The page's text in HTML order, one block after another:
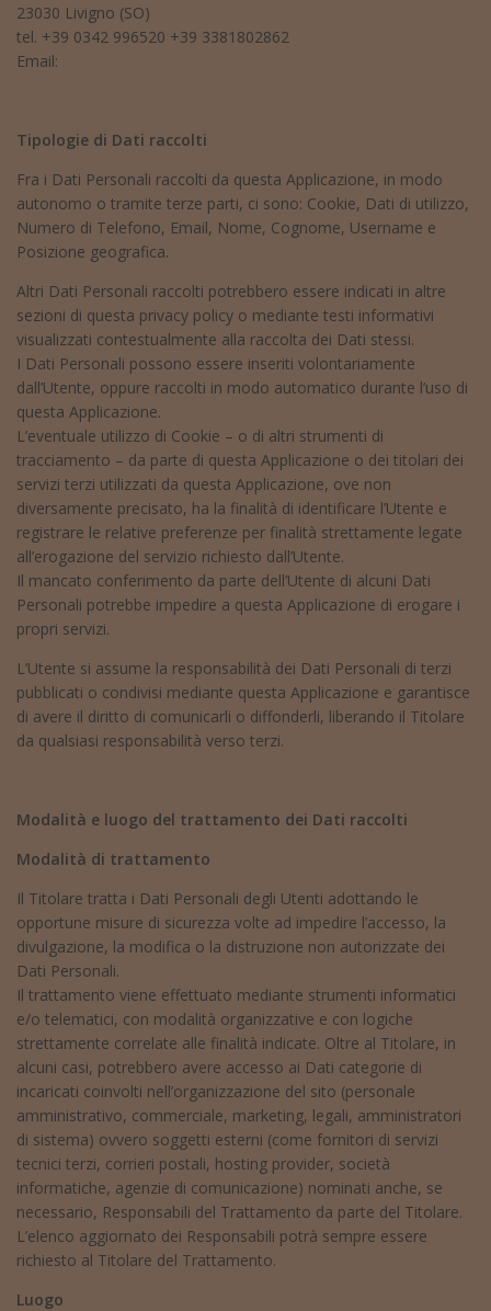
23030 Livigno (SO)
tel. +39 0342 996520 +39 3381802862
Email:
Tipologie di Dati raccolti
Fra i Dati Personali raccolti da questa Applicazione, in modo
autonomo o tramite terze parti, ci sono: Cookie, Dati di utilizzo,
Numero di Telefono, Email, Nome, Cognome, Username e
Posizione geografica.
Altri Dati Personali raccolti potrebbero essere indicati in altre
sezioni di questa privacy policy o mediante testi informativi
visualizzati contestualmente alla raccolta dei Dati stessi.
I Dati Personali possono essere inseriti volontariamente
dall’Utente, oppure raccolti in modo automatico durante l’uso di
questa Applicazione.
L’eventuale utilizzo di Cookie – o di altri strumenti di
tracciamento – da parte di questa Applicazione o dei titolari dei
servizi terzi utilizzati da questa Applicazione, ove non
diversamente precisato, ha la finalità di identificare l’Utente e
registrare le relative preferenze per finalità strettamente legate
all’erogazione del servizio richiesto dall’Utente.
Il mancato conferimento da parte dell’Utente di alcuni Dati
Personali potrebbe impedire a questa Applicazione di erogare i
propri servizi.
L’Utente si assume la responsabilità dei Dati Personali di terzi
pubblicati o condivisi mediante questa Applicazione e garantisce
di avere il diritto di comunicarli o diffonderli, liberando il Titolare
da qualsiasi responsabilità verso terzi.
Modalità e luogo del trattamento dei Dati raccolti
Modalità di trattamento
Il Titolare tratta i Dati Personali degli Utenti adottando le
opportune misure di sicurezza volte ad impedire l’accesso, la
divulgazione, la modifica o la distruzione non autorizzate dei
Dati Personali.
Il trattamento viene effettuato mediante strumenti informatici
e/o telematici, con modalità organizzative e con logiche
strettamente correlate alle finalità indicate. Oltre al Titolare, in
alcuni casi, potrebbero avere accesso ai Dati categorie di
incaricati coinvolti nell’organizzazione del sito (personale
amministrativo, commerciale, marketing, legali, amministratori
di sistema) ovvero soggetti esterni (come fornitori di servizi
tecnici terzi, corrieri postali, hosting provider, società
informatiche, agenzie di comunicazione) nominati anche, se
necessario, Responsabili del Trattamento da parte del Titolare.
L’elenco aggiornato dei Responsabili potrà sempre essere
richiesto al Titolare del Trattamento.
Luogo